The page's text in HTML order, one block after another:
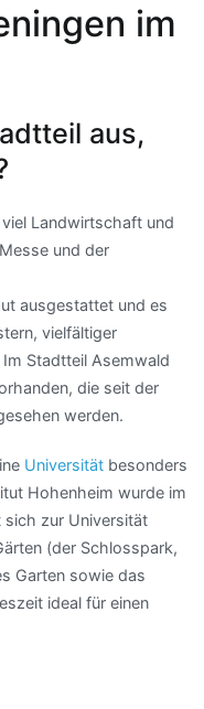
im
aus,
Landwirtschaft und
und der
ausgestattet und es
vielfältiger
Stadtteil Asemwald
die seit der
werden.
Universität besonders
Hohenheim wurde im
sich zur Universität
(der Schlosspark,
Garten sowie das
ideal für einen